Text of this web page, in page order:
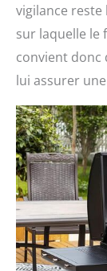
vigilance reste
sur laquelle le
convient donc
lui assurer